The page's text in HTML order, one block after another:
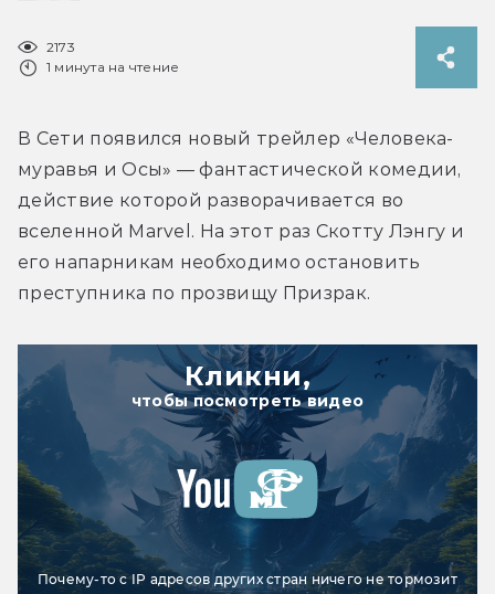
2173
1 минута на чтение
В Сети появился новый трейлер «Человека-
муравья и Осы» — фантастической комедии,
действие которой разворачивается во
вселенной Marvel. На этот раз Скотту Лэнгу и
его напарникам необходимо остановить
преступника по прозвищу Призрак.
Кликни,
чтобы посмотреть видео
Почему-то с IP адресов других стран ничего не тормозит